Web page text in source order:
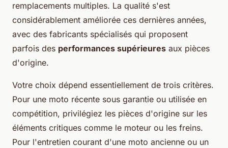
remplacements multiples. La qualité s'est
considérablement améliorée ces dernières années,
avec des fabricants spécialisés qui proposent
parfois des performances supérieures aux pièces
d'origine.
Votre choix dépend essentiellement de trois critères.
Pour une moto récente sous garantie ou utilisée en
compétition, privilégiez les pièces d'origine sur les
éléments critiques comme le moteur ou les freins.
Pour l'entretien courant d'une moto ancienne ou un